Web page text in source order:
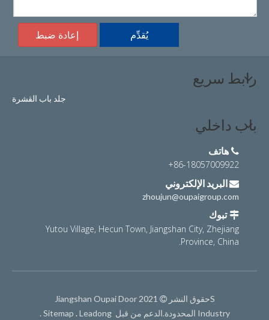
يُقدِّم إعادة ضبط
رابط سريع
جلد باب القشرة
باب داخلي
 هاتف
86-18057009922+
البريد الإلكتروني
zhoujun@oupaigroup.com
تبوك
Yutou Village, Hecun Town, Jiangshan City, Zhejiang
Province, China.
Sحقوق النشر 
2021 Jiangshan Oupai Door
Industry المحدودة.الدعم من قبل
Sitemap . Leadong
.